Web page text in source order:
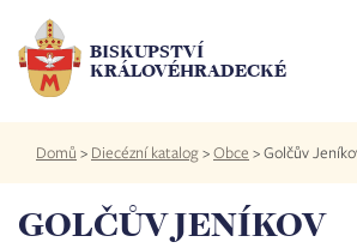
hlavnímu
obsahu
BISKUPSTVÍ
KRÁLOVÉHRADECKÉ
Drobečková
navigace
Domů > Diecézní katalog>Obce >Golčův
GOLČŮV JENÍKOV